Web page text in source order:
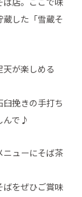
蔵した「雪蔵そ
が楽しめる
挽きの手打ち
んで♪
ニューにそば茶
ばをぜひご賞味